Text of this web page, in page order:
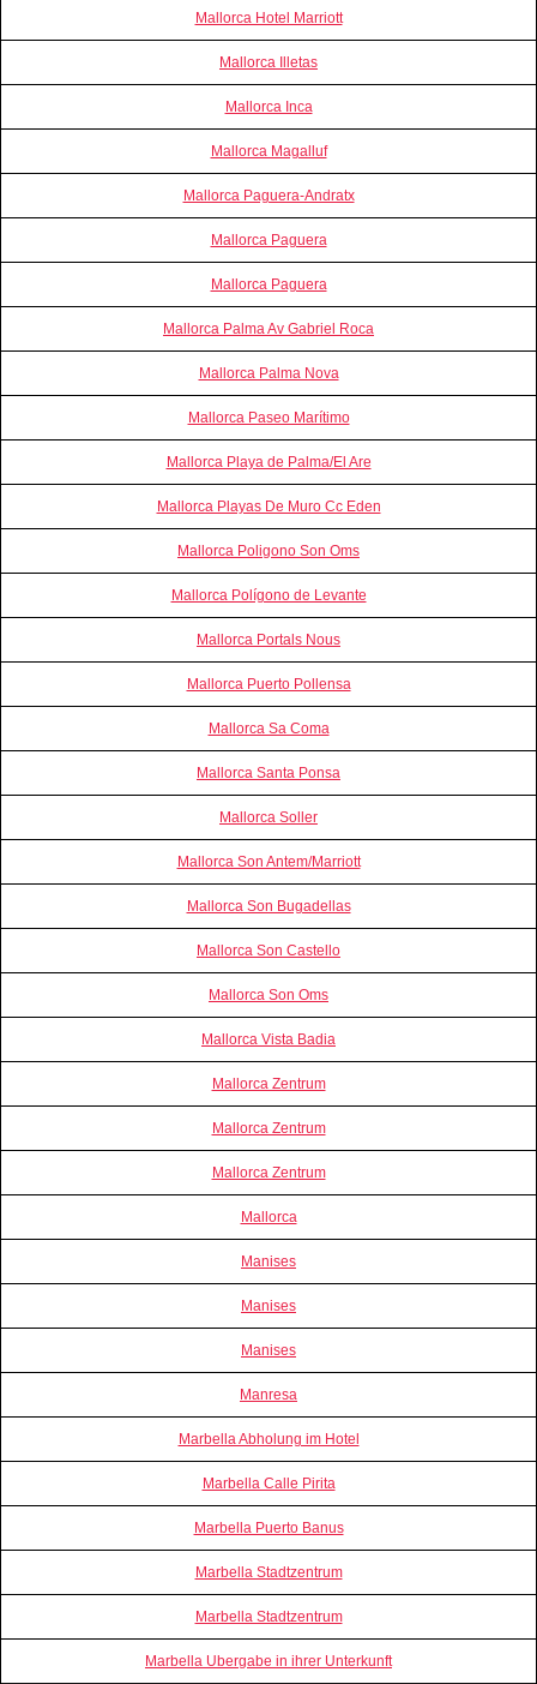
Mallorca Hotel Marriott
Mallorca Illetas
Mallorca Inca
Mallorca Magalluf
Mallorca Paguera-Andratx
Mallorca Paguera
Mallorca Paguera
Mallorca Palma Av Gabriel Roca
Mallorca Palma Nova
Mallorca Paseo Marítimo
Mallorca Playa de Palma/El Are
Mallorca Playas De Muro Cc Eden
Mallorca Poligono Son Oms
Mallorca Polígono de Levante
Mallorca Portals Nous
Mallorca Puerto Pollensa
Mallorca Sa Coma
Mallorca Santa Ponsa
Mallorca Soller
Mallorca Son Antem/Marriott
Mallorca Son Bugadellas
Mallorca Son Castello
Mallorca Son Oms
Mallorca Vista Badia
Mallorca Zentrum
Mallorca Zentrum
Mallorca Zentrum
Mallorca
Manises
Manises
Manises
Manresa
Marbella Abholung im Hotel
Marbella Calle Pirita
Marbella Puerto Banus
Marbella Stadtzentrum
Marbella Stadtzentrum
Marbella Ubergabe in ihrer Unterkunft